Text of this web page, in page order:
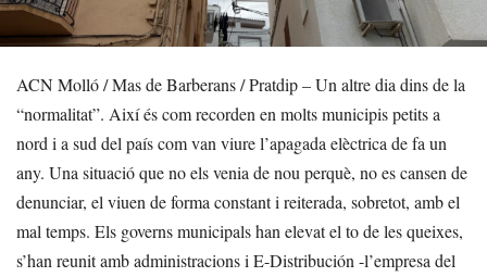
ACN Molló / Mas de Barberans / Pratdip – Un altre dia dins de la
“normalitat”. Així és com recorden en molts municipis petits a
nord i a sud del país com van viure l’apagada elèctrica de fa un
any. Una situació que no els venia de nou perquè, no es cansen de
denunciar, el viuen de forma constant i reiterada, sobretot, amb el
mal temps. Els governs municipals han elevat el to de les queixes,
s’han reunit amb administracions i E-Distribución -l’empresa del